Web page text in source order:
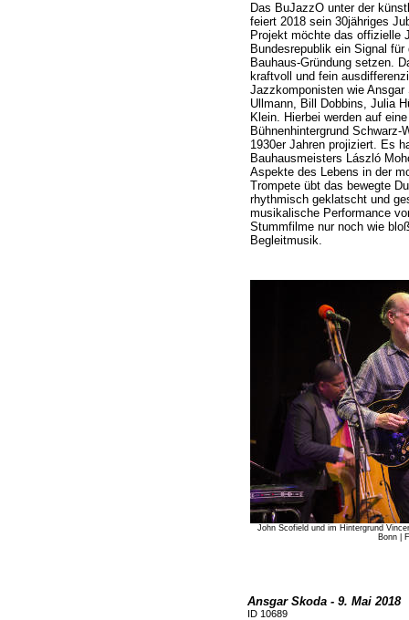
Das BuJazzO unter der
feiert 2018 sein 30jähriges
Projekt möchte das offizielle
Bundesrepublik ein Signal
Bauhaus-Gründung setzen.
kraftvoll und fein
Jazzkomponisten wie
Ullmann, Bill Dobbins, Julia
Klein. Hierbei werden auf
Bühnenhintergrund
1930er Jahren projiziert. Es
Bauhausmeisters László
Aspekte des Lebens in der
Trompete übt das bewegte
rhythmisch geklatscht und
musikalische Performance
Stummfilme nur noch wie
Begleitmusik.
John Scofield und im Hintergrund
Bonn |
Ansgar Skoda - 9. Mai 2018
ID 10689